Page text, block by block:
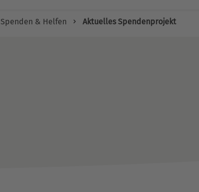
Spenden & Helfen Aktuelles Spendenprojekt